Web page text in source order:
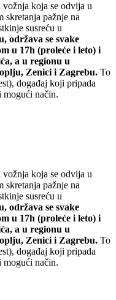
koja se odvija u
skretanja pažnje na
susreću u
održava se svake
u 17h (proleće i leto) i
a u regionu u
Zenici i Zagrebu. To
događaj koji pripada
mogući način.
koja se odvija u
skretanja pažnje na
susreću u
održava se svake
u 17h (proleće i leto) i
a u regionu u
Zenici i Zagrebu. To
događaj koji pripada
mogući način.